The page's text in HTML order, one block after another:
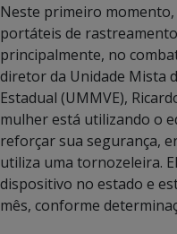
Neste primeiro
portáteis de
principalmente, no
diretor da Unidade Mista
Estadual (UMMVE),
mulher está utilizando o
reforçar sua segurança,
utiliza uma tornozeleira.
dispositivo no estado e
mês, conforme